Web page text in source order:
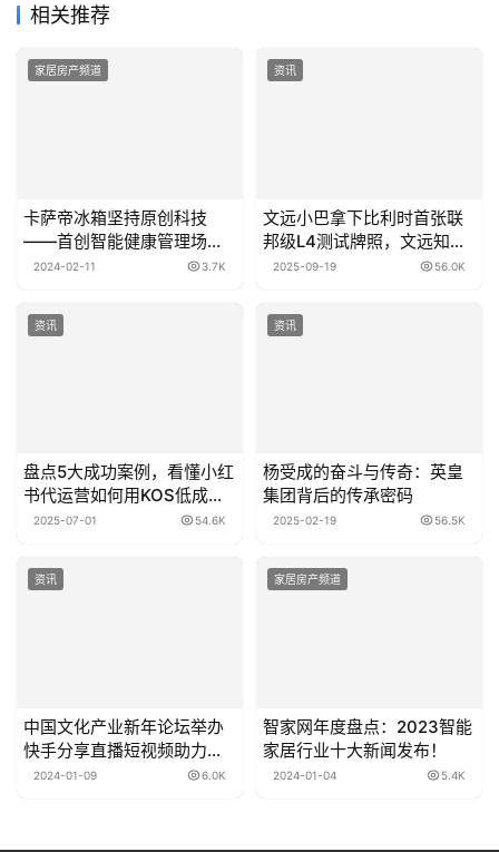
相关推荐
家居房产频道
卡萨帝冰箱坚持原创科技
——首创智能健康管理场
景，定义智慧厨房新体验
2024-02-11 3.7K
资讯
文远小巴拿下比利时首张联
邦级L4测试牌照，文远知行
加速欧洲自动驾驶市场拓展
2025-09-19 56.0K
资讯
盘点5大成功案例，看懂小红
书代运营如何用KOS低成本
种草获客
2025-07-01 54.6K
资讯
杨受成的奋斗与传奇：英皇
集团背后的传承密码
2025-02-19 56.5K
资讯
中国文化产业新年论坛举办
快手分享直播短视频助力乡
村文化产业创新实践
2024-01-09 6.0K
家居房产频道
智家网年度盘点：2023智能
家居行业十大新闻发布！
2024-01-04 5.4K